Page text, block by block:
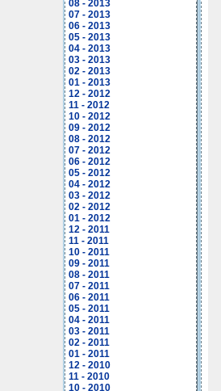
08 - 2013
07 - 2013
06 - 2013
05 - 2013
04 - 2013
03 - 2013
02 - 2013
01 - 2013
12 - 2012
11 - 2012
10 - 2012
09 - 2012
08 - 2012
07 - 2012
06 - 2012
05 - 2012
04 - 2012
03 - 2012
02 - 2012
01 - 2012
12 - 2011
11 - 2011
10 - 2011
09 - 2011
08 - 2011
07 - 2011
06 - 2011
05 - 2011
04 - 2011
03 - 2011
02 - 2011
01 - 2011
12 - 2010
11 - 2010
10 - 2010